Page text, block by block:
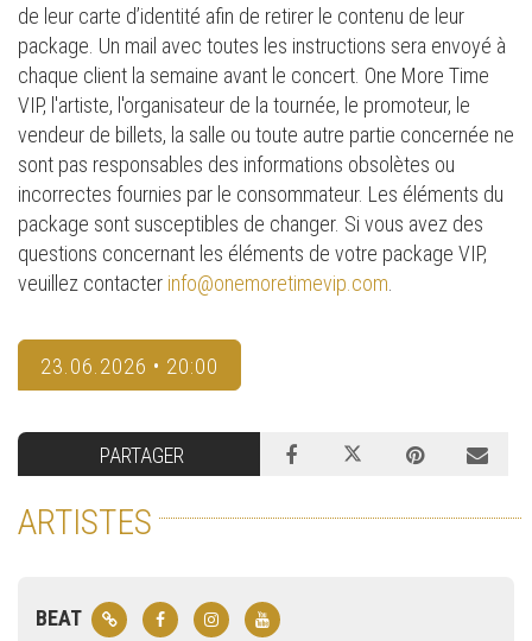
de leur carte d’identité afin de retirer le contenu de leur
package. Un mail avec toutes les instructions sera envoyé à
chaque client la semaine avant le concert. One More Time
VIP, l'artiste, l'organisateur de la tournée, le promoteur, le
vendeur de billets, la salle ou toute autre partie concernée ne
sont pas responsables des informations obsolètes ou
incorrectes fournies par le consommateur. Les éléments du
package sont susceptibles de changer. Si vous avez des
questions concernant les éléments de votre package VIP,
veuillez contacter info@onemoretimevip.com
23.06.2026 • 20:00
PARTAGER
ARTISTES
BEAT